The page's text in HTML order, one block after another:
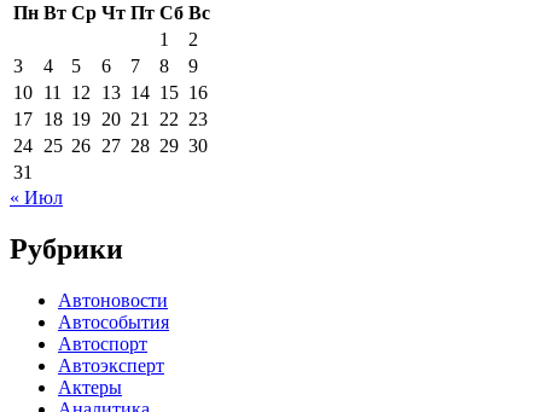
Пн Вт Ср Чт Пт Сб Вс
1
2
3
4 5 6 7 8
9
10 11 12 13 14 15 16
17 18 19 20 21 22 23
24 25 26 27 28 29 30
31
« Июл
Рубрики
Автоновости
Автособытия
Автоспорт
Автоэксперт
Актеры